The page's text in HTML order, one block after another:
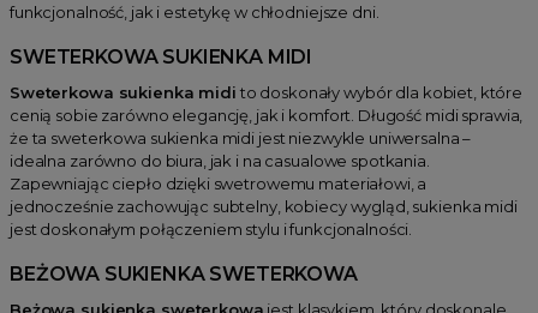
funkcjonalność, jak i estetykę w chłodniejsze dni.
SWETERKOWA SUKIENKA MIDI
Sweterkowa sukienka midi to doskonały wybór dla kobiet, które
cenią sobie zarówno elegancję, jak i komfort. Długość midi sprawia,
że ta sweterkowa sukienka midi jest niezwykle uniwersalna –
idealna zarówno do biura, jak i na casualowe spotkania.
Zapewniając ciepło dzięki swetrowemu materiałowi, a
jednocześnie zachowując subtelny, kobiecy wygląd, sukienka midi
jest doskonałym połączeniem stylu i funkcjonalności.
BEŻOWA SUKIENKA SWETERKOWA
Beżowa sukienka sweterkowa jest klasykiem, który doskonale